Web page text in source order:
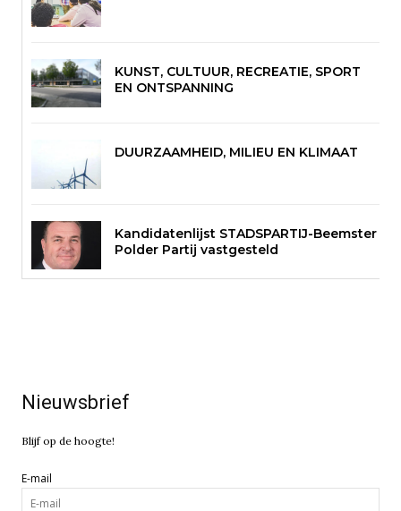
KUNST, CULTUUR, RECREATIE, SPORT
EN ONTSPANNING
DUURZAAMHEID, MILIEU EN KLIMAAT
Kandidatenlijst STADSPARTIJ-Beemster
Polder Partij vastgesteld
Nieuwsbrief
Blijf op de hoogte!
E-mail